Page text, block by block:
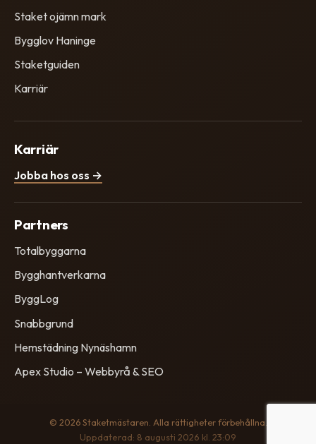
Staket ojämn mark
Bygglov Haninge
Staketguiden
Karriär
Karriär
Jobba hos oss →
Partners
Totalbyggarna
Bygghantverkarna
ByggLog
Snabbgrund
Hemstädning Nynäshamn
Apex Studio – Webbyrå & SEO
© 2026 Staketmästaren. Alla rättigheter förbehållna.
Uppdaterad: 8 augusti 2026 kl. 23:09